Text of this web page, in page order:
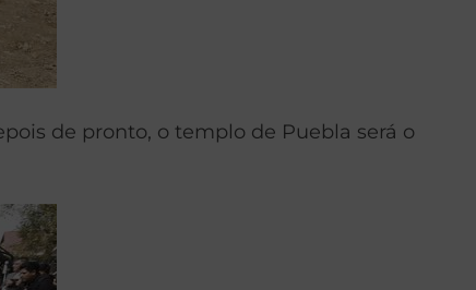
de pronto, o templo de Puebla será o